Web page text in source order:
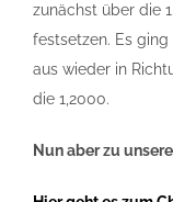
zunächst über die
festsetzen. Es ging
aus wieder in
die 1,2000.
Nun aber zu